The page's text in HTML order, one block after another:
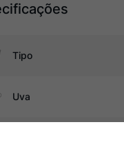
Tipo
Uva